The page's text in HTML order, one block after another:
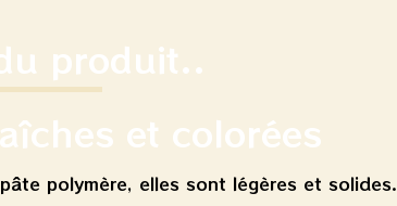
produit..
et colorées
polymère, elles sont légères et solides.